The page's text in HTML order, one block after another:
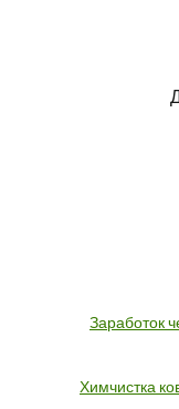
Заработок
Химчистка